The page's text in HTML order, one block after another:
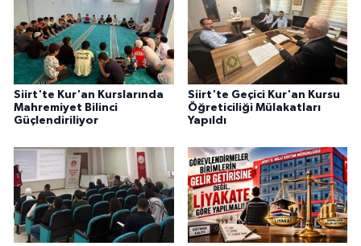
Siirt'te Kur'an Kurslarında
Mahremiyet Bilinci
Güçlendiriliyor
Siirt'te Geçici Kur'an Kursu
Öğreticiliği Mülakatları
Yapıldı